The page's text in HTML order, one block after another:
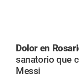
Dolor en
sanatorio que
Messi